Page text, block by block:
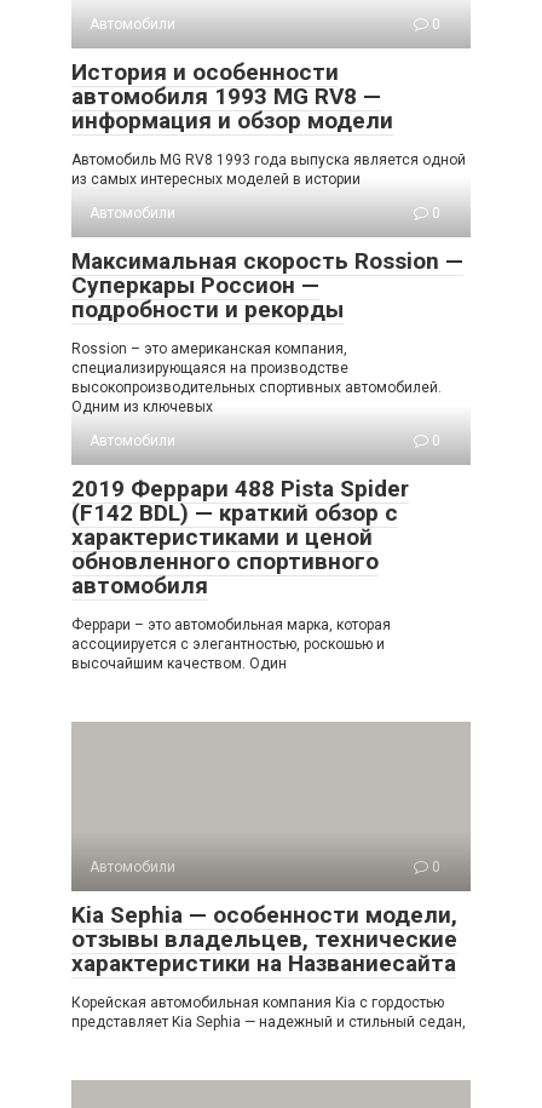
Автомобили
0
История и особенности
автомобиля 1993 MG RV8 —
информация и обзор модели
Автомобиль MG RV8 1993 года выпуска является одной
из самых интересных моделей в истории
Автомобили
0
Максимальная скорость Rossion —
Суперкары Россион —
подробности и рекорды
Rossion – это американская компания,
специализирующаяся на производстве
высокопроизводительных спортивных автомобилей.
Одним из ключевых
Автомобили
0
2019 Феррари 488 Pista Spider
(F142 BDL) — краткий обзор с
характеристиками и ценой
обновленного спортивного
автомобиля
Феррари – это автомобильная марка, которая
ассоциируется с элегантностью, роскошью и
высочайшим качеством. Один
Автомобили 0
Kia Sephia — особенности модели,
отзывы владельцев, технические
характеристики на Названиесайта
Корейская автомобильная компания Kia с гордостью
представляет Kia Sephia — надежный и стильный седан,